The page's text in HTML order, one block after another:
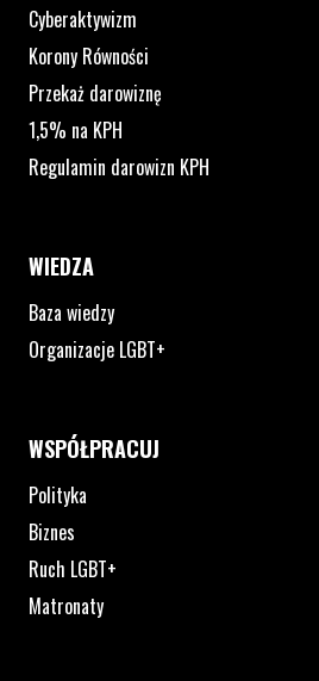
Cyberaktywizm
Korony Równości
Przekaż darowiznę
1,5% na KPH
Regulamin darowizn KPH
WIEDZA
Baza wiedzy
Organizacje LGBT+
WSPÓŁPRACUJ
Polityka
Biznes
Ruch LGBT+
Matronaty